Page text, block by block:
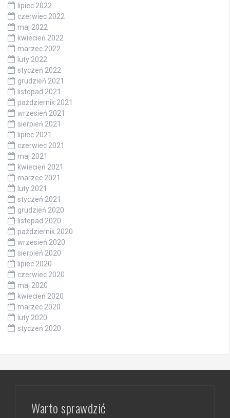
lipiec 2022
czerwiec 2022
maj 2022
kwiecień 2022
marzec 2022
luty 2022
styczeń 2022
grudzień 2021
listopad 2021
październik 2021
wrzesień 2021
sierpień 2021
lipiec 2021
czerwiec 2021
maj 2021
kwiecień 2021
marzec 2021
luty 2021
styczeń 2021
grudzień 2020
listopad 2020
październik 2020
wrzesień 2020
sierpień 2020
lipiec 2020
czerwiec 2020
maj 2020
kwiecień 2020
marzec 2020
luty 2020
styczeń 2020
Warto sprawdzić